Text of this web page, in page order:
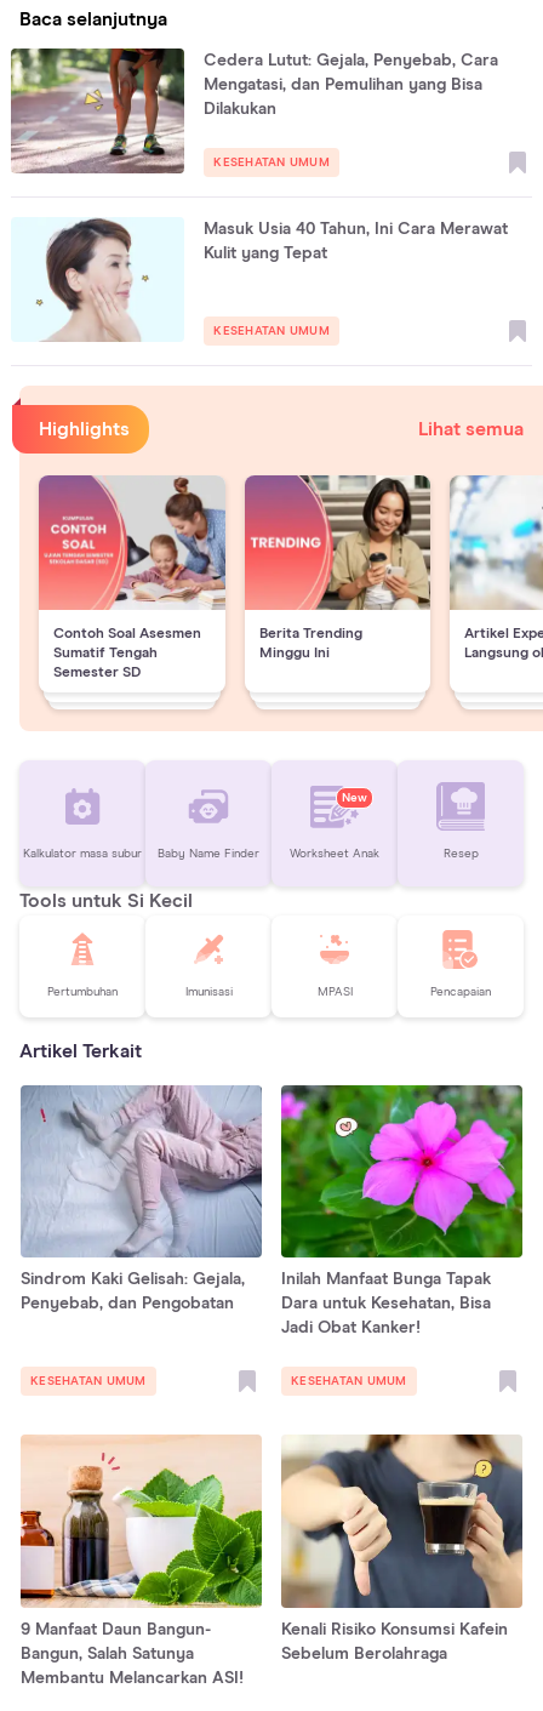
Baca selanjutnya
Cedera Lutut: Gejala, Penyebab, Cara
Mengatasi, dan Pemulihan yang Bisa
Dilakukan
KESEHATAN UMUM
Masuk Usia 40 Tahun, Ini Cara Merawat
Kulit yang Tepat
KESEHATAN UMUM
Highlights Lihat semua
Contoh Soal Asesmen
Sumatif Tengah
Semester SD
Berita Trending
Minggu Ini
Artikel
Langsung
Kalkulator masa subur Baby Name Finder
New
Worksheet Anak Resep
Tools untuk Si Kecil
Pertumbuhan Imunisasi MPASI Pencapaian
Artikel Terkait
Sindrom Kaki Gelisah: Gejala,
Penyebab, dan Pengobatan
KESEHATAN UMUM
Inilah Manfaat Bunga Tapak
Dara untuk Kesehatan, Bisa
Jadi Obat Kanker!
KESEHATAN UMUM
9 Manfaat Daun Bangun-
Bangun, Salah Satunya
Membantu Melancarkan ASI!
Kenali Risiko Konsumsi Kafein
Sebelum Berolahraga